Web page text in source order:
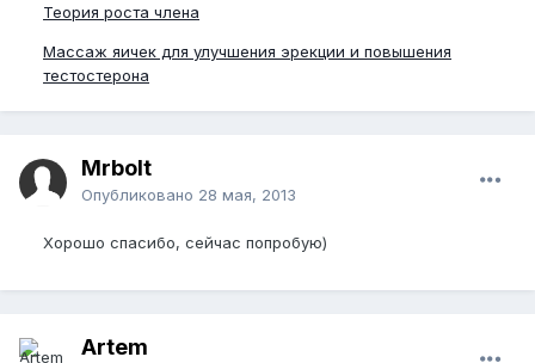
Теория роста члена
Массаж яичек для улучшения эрекции и повышения
тестостерона
Mrbolt
Опубликовано 28 мая, 2013
Хорошо спасибо, сейчас попробую)
Artem